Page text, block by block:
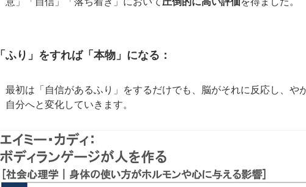
「ふり」をすれば「本物」になる：
最初は「自信があるふり」をするだけでも、脳がそれに反応し、や
自分へと変化していきます。